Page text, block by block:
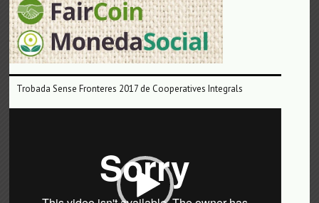
Trobada Sense Fronteres 2017 de Cooperatives Integrals